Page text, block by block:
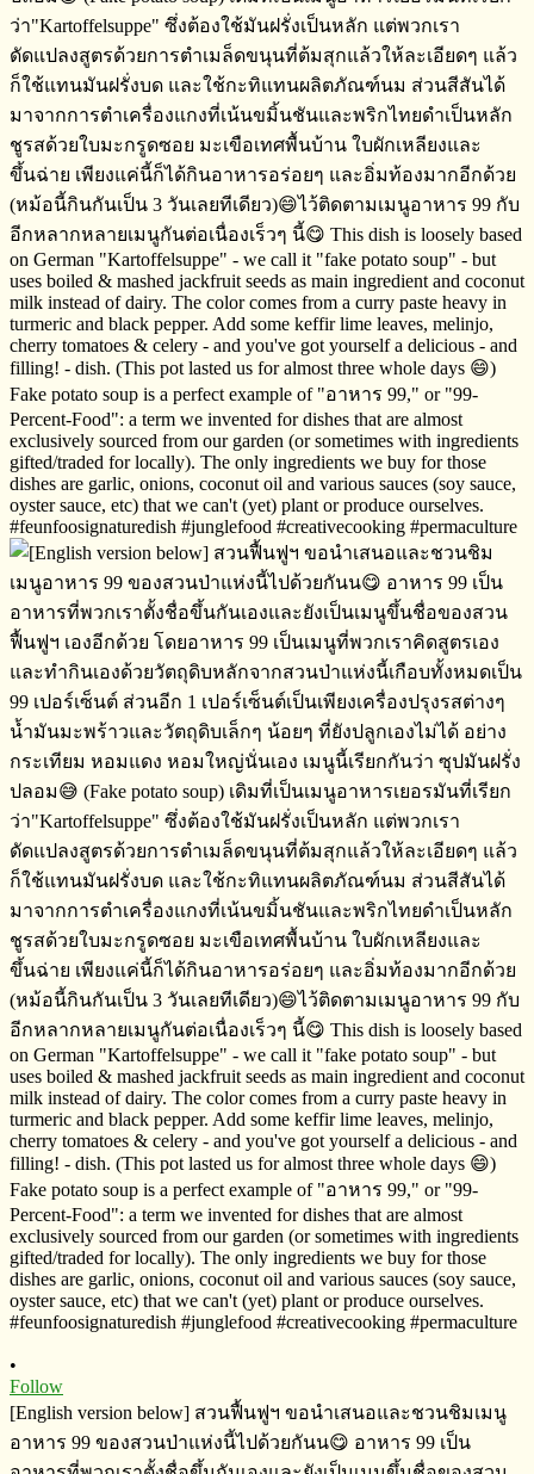
•
Follow
[English version below] สวนฟื้นฟูฯ​ ขอนำเสนอและชวนชิมเมนู
อาหาร​ 99 ของสวนป่าแห่งนี้ไปด้วยกันน😋 อาหาร​ 99​ ​เป็น